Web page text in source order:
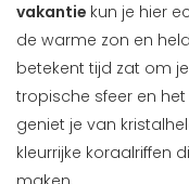
vakantie kun je hier
de warme zon en
betekent tijd zat om
tropische sfeer en
geniet je van
kleurrijke koraalriffen